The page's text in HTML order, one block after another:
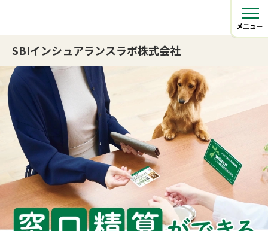
メニュー
SBIインシュアランスラボ株式会社